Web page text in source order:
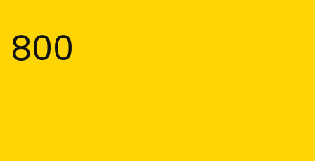
800